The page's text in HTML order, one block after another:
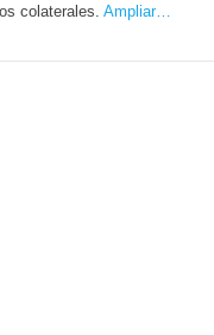
colaterales. Ampliar…